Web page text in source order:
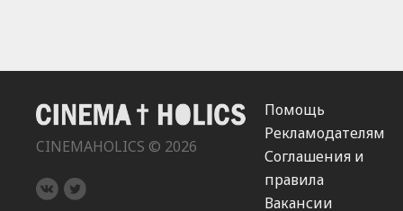
CINEMAHOLICS © 2026
Помощь
Рекламодателям
Соглашения и
правила
Вакансии